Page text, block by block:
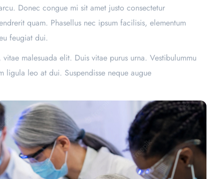
Donec congue mi sit amet justo consectetur
quam. Phasellus nec ipsum facilisis, elementum
feugiat dui.
malesuada elit. Duis vitae purus urna. Vestibulummu
ligula leo at dui. Suspendisse neque augue